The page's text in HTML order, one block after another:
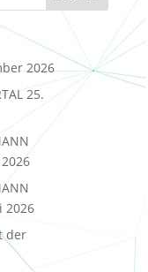
2026
25.
2026
der